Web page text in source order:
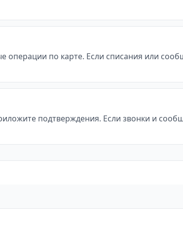
операции по карте. Если списания или
подтверждения. Если звонки и